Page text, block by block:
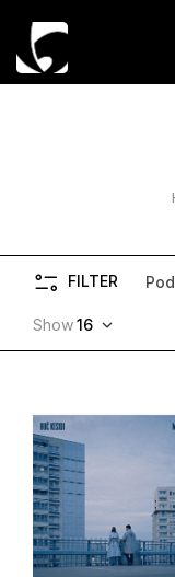
FILTER
Show16